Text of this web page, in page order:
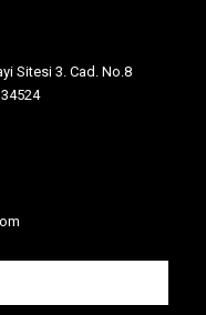
Sitesi 3. Cad. No.8